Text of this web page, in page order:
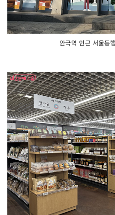
안국역 인근 서울동